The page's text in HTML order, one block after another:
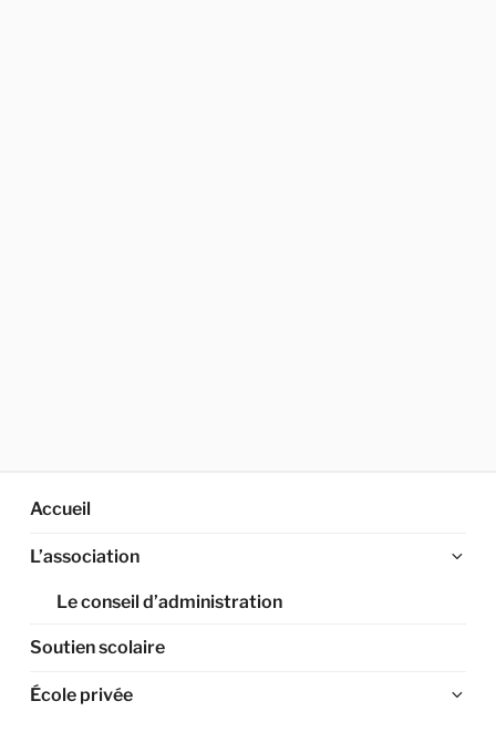
Accueil
L’association
Le conseil d’administration
Soutien scolaire
École privée